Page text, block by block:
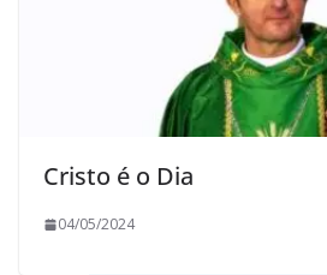
Cristo é o Dia
04/05/2024